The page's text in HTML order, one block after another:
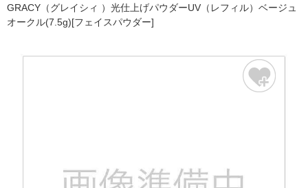
GRACY（グレイシィ ）光仕上げパウダーUV（レフィル）ベージュ
オークル(7.5g)[フェイスパウダー]